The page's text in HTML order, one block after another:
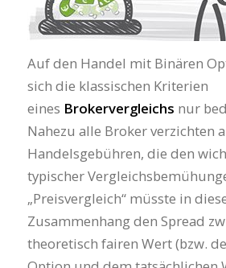
Auf den Handel mit Binären
sich die klassischen Kriterien
eines Brokervergleichs nur
Nahezu alle Broker verzichten
Handelsgebühren, die den
typischer
„Preisvergleich“ müsste in
Zusammenhang den Spread
theoretisch fairen Wert (bzw.